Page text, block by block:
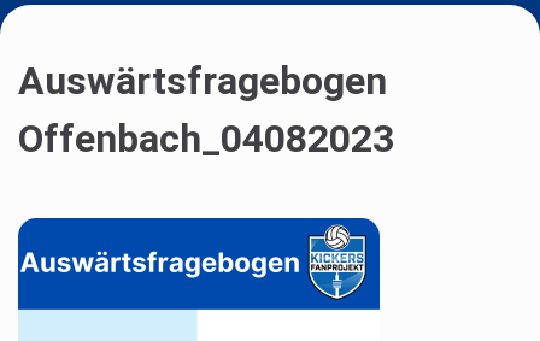
Auswärtsfragebogen
Offenbach_04082023